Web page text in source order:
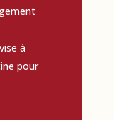
à
pour